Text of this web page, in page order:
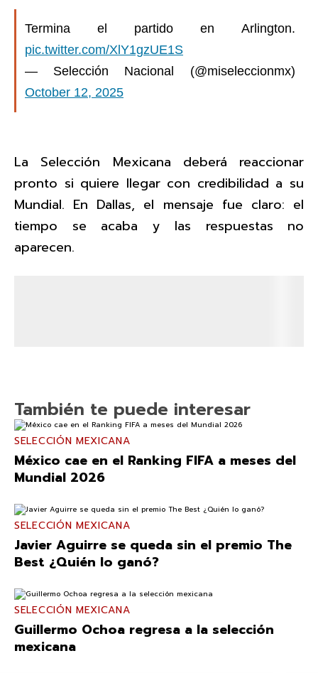
Termina el partido en Arlington.
pic.twitter.com/XlY1gzUE1S
— Selección Nacional (@miseleccionmx)
October 12, 2025
La Selección Mexicana deberá reaccionar
pronto si quiere llegar con credibilidad a su
Mundial. En Dallas, el mensaje fue claro: el
tiempo se acaba y las respuestas no
aparecen.
También te puede interesar
SELECCIÓN MEXICANA
México cae en el Ranking FIFA a meses del
Mundial 2026
SELECCIÓN MEXICANA
Javier Aguirre se queda sin el premio The
Best ¿Quién lo ganó?
SELECCIÓN MEXICANA
Guillermo Ochoa regresa a la selección
mexicana